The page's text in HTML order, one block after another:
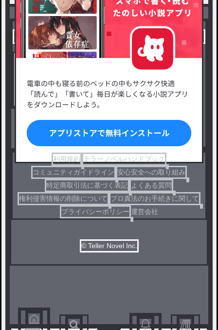
小説を探す
新着小説一覧
小説コンテスト応募・公募
出版・メディアミックス作品
ジャンルから探す
恋愛・ロマンス
ファンタジー・異世界・SF
ホラー・ミステリー
コメディ
利用規約 テラーノベルハンドブック
コミュニティガイドライン 安心安全への取り組み
特定商取引法に基づく表記 よくある質問
権利侵害情報の削除について プロ責法のお手続きに関して
プライバシーポリシー 運営会社
© Teller Novel Inc.